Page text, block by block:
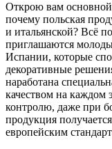
Открою вам основной
почему польская
и итальянской? Всё
приглашаются
Испании, которые
декоративные
наработана
качеством на каждом
контролю, даже при
продукция
европейским